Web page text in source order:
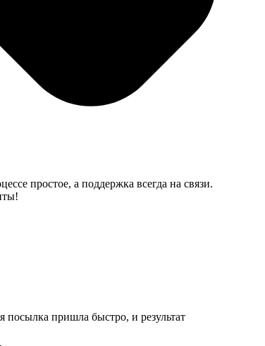
простое, а поддержка всегда на связи.
посылка пришла быстро, и результат